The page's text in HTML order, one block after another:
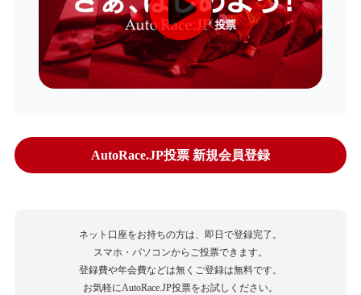
AutoRace.JP投票 新規会員登録
ネット口座をお持ちの方は、即日で登録完了。
スマホ・パソコンからご投票できます。
登録費や年会費などは無くご登録は無料です。
お気軽にAutoRace.JP投票をお試しください。